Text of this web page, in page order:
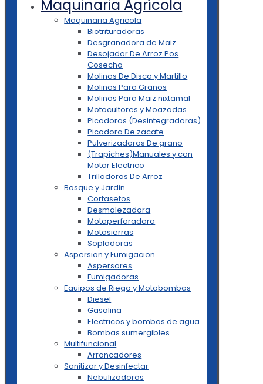
Maquinaria Agrícola
Maquinaria Agricola
Biotrituradoras
Desgranadora de Maiz
Desojador De Arroz Pos
Cosecha
Molinos De Disco y Martillo
Molinos Para Granos
Molinos Para Maiz nixtamal
Motocultores y Moazadas
Picadoras (Desintegradoras)
Picadora De zacate
Pulverizadoras De grano
(Trapiches)Manuales y con
Motor Electrico
Trilladoras De Arroz
Bosque y Jardin
Cortasetos
Desmalezadora
Motoperforadora
Motosierras
Sopladoras
Aspersion y Fumigacion
Aspersores
Fumigadoras
Equipos de Riego y Motobombas
Diesel
Gasolina
Electricos y bombas de agua
Bombas sumergibles
Multifuncional
Arrancadores
Sanitizar y Desinfectar
Nebulizadoras